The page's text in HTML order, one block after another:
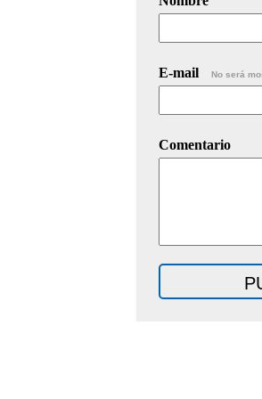
E-mail No será
Comentario